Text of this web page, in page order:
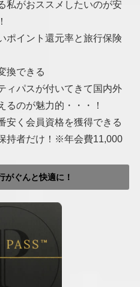
私がおススメしたいのが安
ポイント還元率と旅行保険
換できる
ィパスが付いてきて国内外
るのが魅力的・・・！
安く会員資格を獲得できる
持者だけ！※年会費11,000
がぐんと快適に！